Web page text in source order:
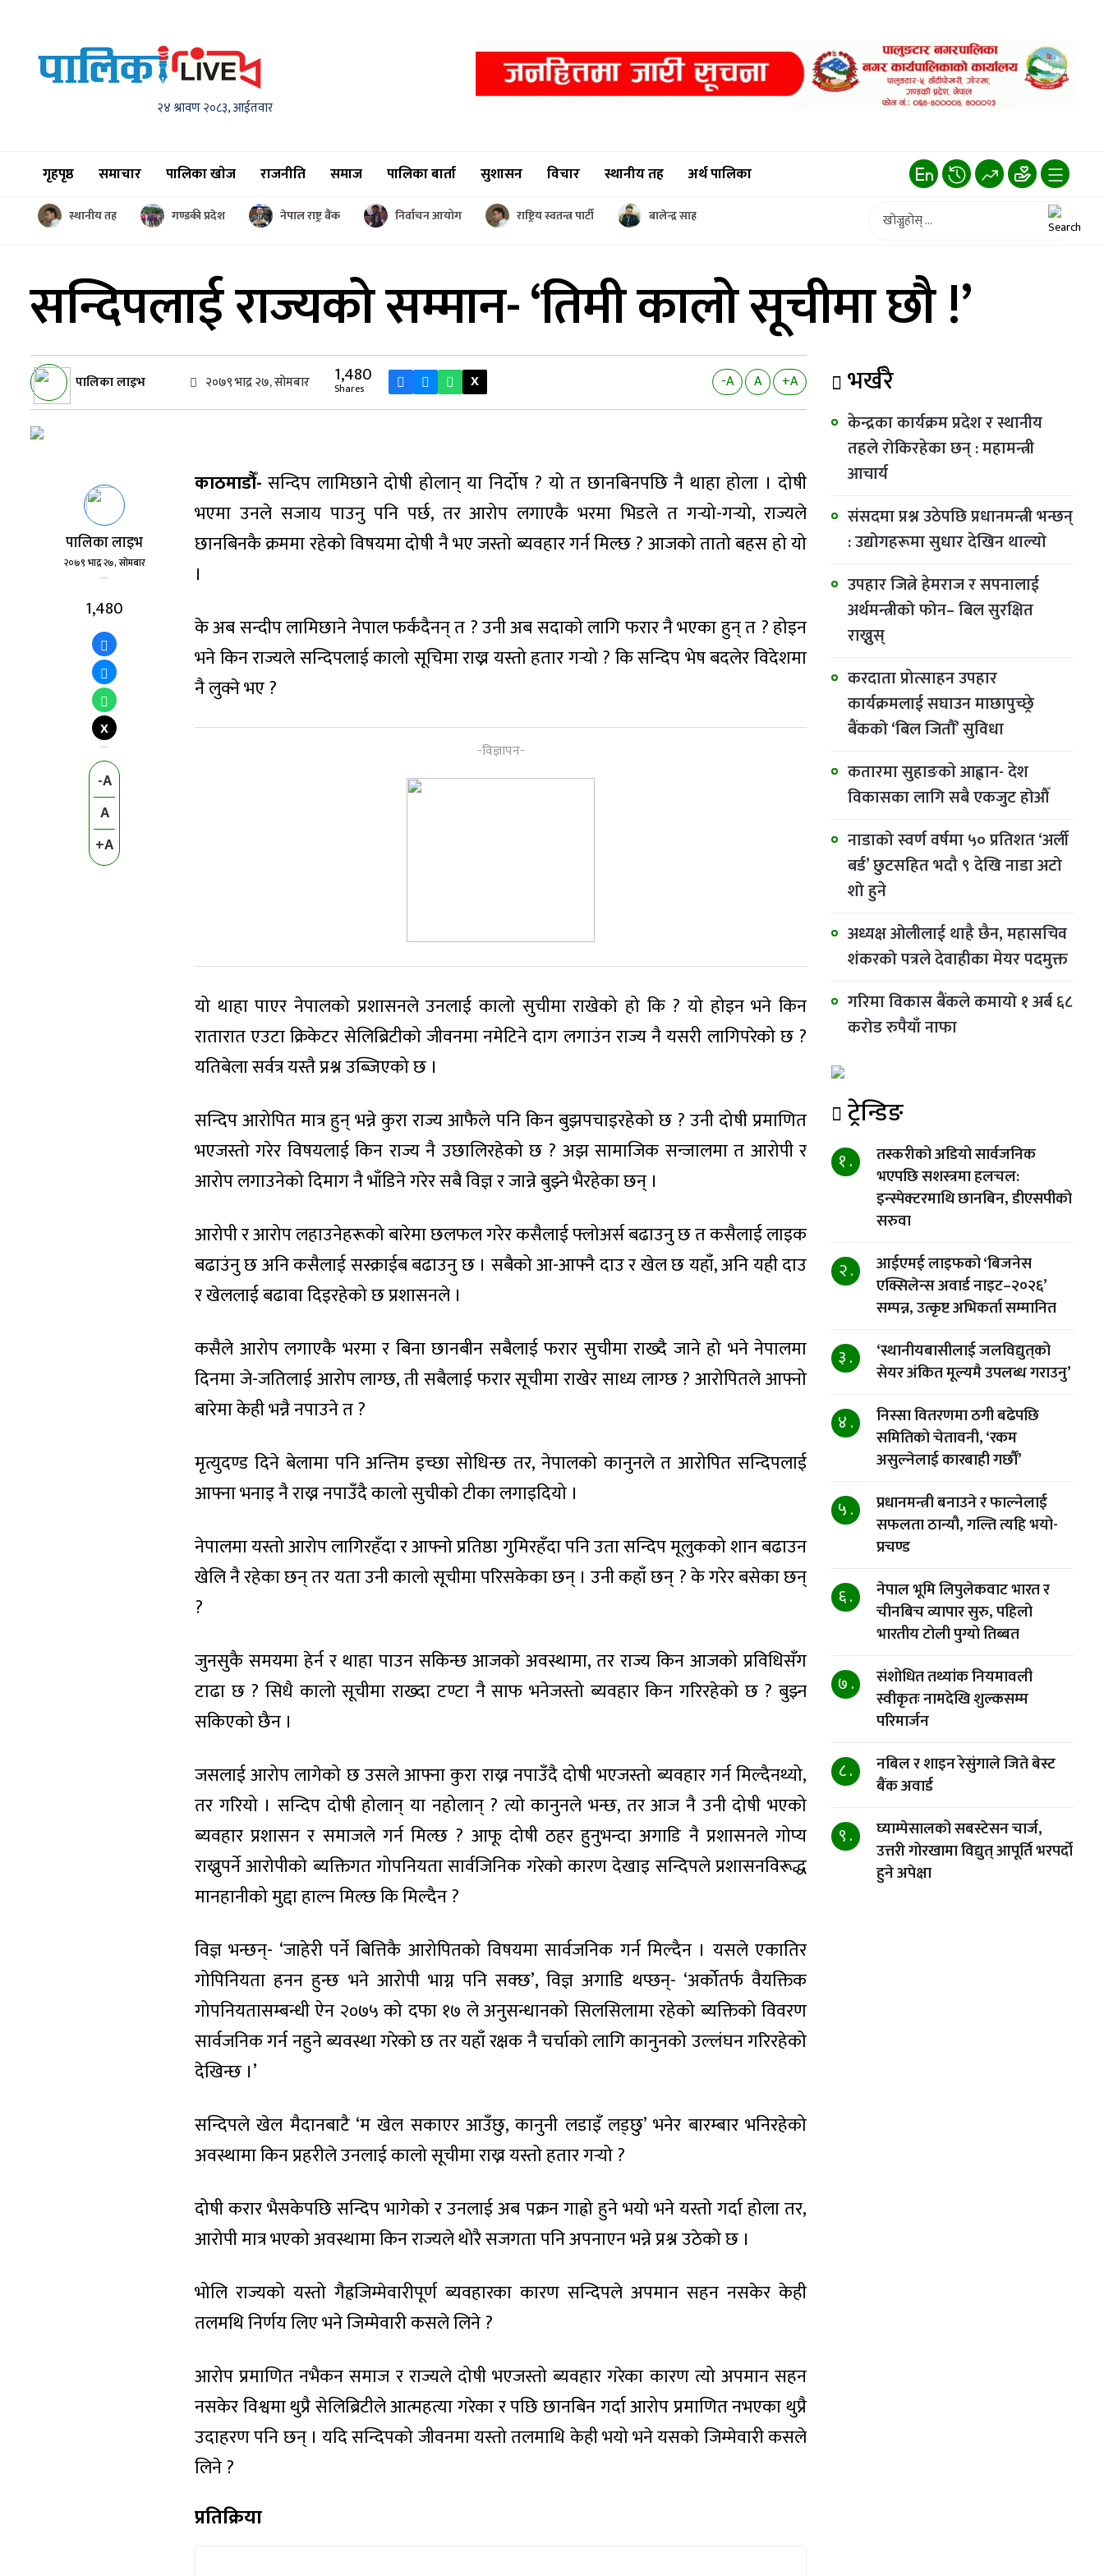
२४ श्रावण २०८३, आईतवार
गृहपृष्ठ समाचार पालिका खाेज राजनीति समाज पालिका बार्ता सुशासन विचार स्थानीय तह अर्थ पालिका
स्थानीय तह गण्डकी प्रदेश नेपाल राष्ट्र बैंक निर्वाचन आयोग राष्ट्रिय स्वतन्त्र पार्टी बालेन्द्र साह
सन्दिपलाई राज्यको सम्मान-‘तिमी कालो सूचीमा छौ !’
पालिका लाइभ २०७९ भाद्र २७, सोमबार 1,480
Shares X -A A +A
पालिका लाइभ
२०७९ भाद्र २७, सोमबार
1,480
X
-A
A
+A
काठमाडौँ- सन्दिप लामिछाने दोषी होलान् या निर्दोष ? यो त छानबिनपछि नै थाहा होला । दोषी
भएमा उनले सजाय पाउनु पनि पर्छ, तर आरोप लगाएकै भरमा भिडले त गऱ्यो-गऱ्यो, राज्यले
छानबिनकै क्रममा रहेको विषयमा दोषी नै भए जस्तो ब्यवहार गर्न मिल्छ ? आजको तातो बहस हो यो
।
के अब सन्दीप लामिछाने नेपाल फर्कंदैनन् त ? उनी अब सदाको लागि फरार नै भएका हुन् त ? होइन
भने किन राज्यले सन्दिपलाई कालो सूचिमा राख्न यस्तो हतार गऱ्यो ? कि सन्दिप भेष बदलेर विदेशमा
नै लुक्ने भए ?
यो थाहा पाएर नेपालको प्रशासनले उनलाई कालो सुचीमा राखेको हो कि ? यो होइन भने किन
रातारात एउटा क्रिकेटर सेलिब्रिटीको जीवनमा नमेटिने दाग लगाउंन राज्य नै यसरी लागिपरेको छ ?
यतिबेला सर्वत्र यस्तै प्रश्न उब्जिएको छ ।
सन्दिप आरोपित मात्र हुन् भन्ने कुरा राज्य आफैले पनि किन बुझपचाइरहेको छ ? उनी दोषी प्रमाणित
भएजस्तो गरेर विषयलाई किन राज्य नै उछालिरहेको छ ? अझ सामाजिक सन्जालमा त आरोपी र
आरोप लगाउनेको दिमाग नै भाँडिने गरेर सबै विज्ञ र जान्ने बुझ्ने भैरहेका छन् ।
आरोपी र आरोप लहाउनेहरूको बारेमा छलफल गरेर कसैलाई फ्लोअर्स बढाउनु छ त कसैलाई लाइक
बढाउंनु छ अनि कसैलाई सस्क्राईब बढाउनु छ । सबैको आ-आफ्नै दाउ र खेल छ यहाँ, अनि यही दाउ
र खेललाई बढावा दिइरहेको छ प्रशासनले ।
कसैले आरोप लगाएकै भरमा र बिना छानबीन सबैलाई फरार सुचीमा राख्दै जाने हो भने नेपालमा
दिनमा जे-जतिलाई आरोप लाग्छ, ती सबैलाई फरार सूचीमा राखेर साध्य लाग्छ ? आरोपितले आफ्नो
बारेमा केही भन्नै नपाउने त ?
मृत्युदण्ड दिने बेलामा पनि अन्तिम इच्छा सोधिन्छ तर, नेपालको कानुनले त आरोपित सन्दिपलाई
आफ्ना भनाइ नै राख्न नपाउँदै कालो सुचीको टीका लगाइदियो ।
नेपालमा यस्तो आरोप लागिरहँदा र आफ्नो प्रतिष्ठा गुमिरहँदा पनि उता सन्दिप मूलुकको शान बढाउन
खेलि नै रहेका छन् तर यता उनी कालो सूचीमा परिसकेका छन् । उनी कहाँ छन् ? के गरेर बसेका छन्
?
जुनसुकै समयमा हेर्न र थाहा पाउन सकिन्छ आजको अवस्थामा, तर राज्य किन आजको प्रविधिसँग
टाढा छ ? सिधै कालो सूचीमा राख्दा टण्टा नै साफ भनेजस्तो ब्यवहार किन गरिरहेको छ ? बुझ्न
सकिएको छैन ।
जसलाई आरोप लागेको छ उसले आफ्ना कुरा राख्न नपाउँदै दोषी भएजस्तो ब्यवहार गर्न मिल्दैनथ्यो,
तर गरियो । सन्दिप दोषी होलान् या नहोलान् ? त्यो कानुनले भन्छ, तर आज नै उनी दोषी भएको
ब्यवहार प्रशासन र समाजले गर्न मिल्छ ? आफू दोषी ठहर हुनुभन्दा अगाडि नै प्रशासनले गोप्य
राख्नुपर्ने आरोपीको ब्यक्तिगत गोपनियता सार्वजिनिक गरेको कारण देखाइ सन्दिपले प्रशासनविरूद्ध
मानहानीको मुद्दा हाल्न मिल्छ कि मिल्दैन ?
विज्ञ भन्छन्- ‘जाहेरी पर्ने बित्तिकै आरोपितको विषयमा सार्वजनिक गर्न मिल्दैन । यसले एकातिर
गोपिनियता हनन हुन्छ भने आरोपी भाग्न पनि सक्छ’, विज्ञ अगाडि थप्छन्- ‘अर्कोतर्फ वैयक्तिक
गोपनियतासम्बन्धी ऐन २०७५ को दफा १७ ले अनुसन्धानको सिलसिलामा रहेको ब्यक्तिको विवरण
सार्वजनिक गर्न नहुने ब्यवस्था गरेको छ तर यहाँ रक्षक नै चर्चाको लागि कानुनको उल्लंघन गरिरहेको
देखिन्छ ।’
सन्दिपले खेल मैदानबाटै ‘म खेल सकाएर आउँछु, कानुनी लडाइँ लड्छु’ भनेर बारम्बार भनिरहेको
अवस्थामा किन प्रहरीले उनलाई कालो सूचीमा राख्न यस्तो हतार गऱ्यो ?
दोषी करार भैसकेपछि सन्दिप भागेको र उनलाई अब पक्रन गाह्रो हुने भयो भने यस्तो गर्दा होला तर,
आरोपी मात्र भएको अवस्थामा किन राज्यले थोरै सजगता पनि अपनाएन भन्ने प्रश्न उठेको छ ।
भोलि राज्यको यस्तो गैह्रजिम्मेवारीपूर्ण ब्यवहारका कारण सन्दिपले अपमान सहन नसकेर केही
तलमथि निर्णय लिए भने जिम्मेवारी कसले लिने ?
आरोप प्रमाणित नभैकन समाज र राज्यले दोषी भएजस्तो ब्यवहार गरेका कारण त्यो अपमान सहन
नसकेर विश्वमा थुप्रै सेलिब्रिटीले आत्महत्या गरेका र पछि छानबिन गर्दा आरोप प्रमाणित नभएका थुप्रै
उदाहरण पनि छन् । यदि सन्दिपको जीवनमा यस्तो तलमाथि केही भयो भने यसको जिम्मेवारी कसले
लिने ?
प्रतिक्रिया
भर्खरै
केन्द्रका कार्यक्रम प्रदेश र स्थानीय
तहले रोकिरहेका छन् : महामन्त्री
आचार्य
संसदमा प्रश्न उठेपछि प्रधानमन्त्री भन्छन्
: उद्योगहरूमा सुधार देखिन थाल्यो
उपहार जित्ने हेमराज र सपनालाई
अर्थमन्त्रीको फोन– बिल सुरक्षित
राख्नुस्
करदाता प्रोत्साहन उपहार
कार्यक्रमलाई सघाउन माछापुच्छ्रे
बैंकको ‘बिल जितौँ’ सुविधा
कतारमा सुहाङकाे आह्वान- देश
विकासका लागि सबै एकजुट होऔँ
नाडाको स्वर्ण वर्षमा ५० प्रतिशत ‘अर्ली
बर्ड’ छुटसहित भदौ ९ देखि नाडा अटो
शो हुने
अध्यक्ष ओलीलाई थाहै छैन, महासचिव
शंकरको पत्रले देवाहीका मेयर पदमुक्त
गरिमा विकास बैंकले कमायो १ अर्ब ६८
करोड रुपैयाँ नाफा
ट्रेन्डिङ
१ .
तस्करीको अडियो सार्वजनिक
भएपछि सशस्त्रमा हलचल:
इन्स्पेक्टरमाथि छानबिन, डीएसपीको
सरुवा
२ .
आईएमई लाइफको ‘बिजनेस
एक्सिलेन्स अवार्ड नाइट–२०२६’
सम्पन्न, उत्कृष्ट अभिकर्ता सम्मानित
३ .
‘स्थानीयबासीलाई जलविद्युत्‌को
सेयर अंकित मूल्यमै उपलब्ध गराउनु’
४ .
निस्सा वितरणमा ठगी बढेपछि
समितिको चेतावनी, ‘रकम
असुल्नेलाई कारबाही गर्छाैं’
५ .
प्रधानमन्त्री बनाउने र फाल्नेलाई
सफलता ठान्यौ, गल्ति त्यहि भयो-
प्रचण्ड
६ .
नेपाल भूमि लिपुलेकवाट भारत र
चीनबिच व्यापार सुरु, पहिलो
भारतीय टोली पुग्यो तिब्बत
७ .
संशोधित तथ्यांक नियमावली
स्वीकृतः नामदेखि शुल्कसम्म
परिमार्जन
८ .
नबिल र शाइन रेसुंगाले जिते बेस्ट
बैंक अवार्ड
९ .
घ्याम्पेसालको सबस्टेसन चार्ज,
उत्तरी गोरखामा विद्युत् आपूर्ति भरपर्दो
हुने अपेक्षा